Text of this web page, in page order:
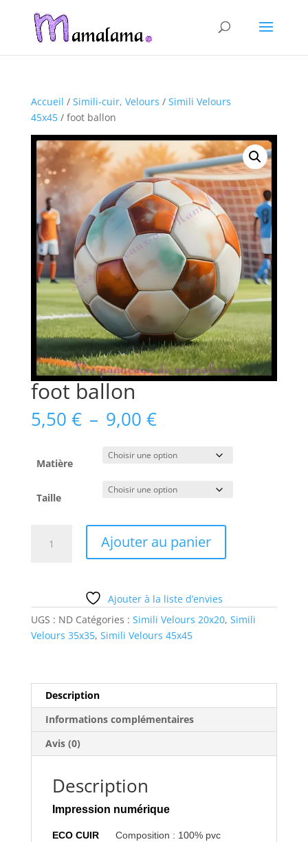
Accueil / Simili-cuir, Velours / Simili Velours
45x45/ foot ballon
foot ballon
5,50 € – 9,00 €Plage
de
prix :
5,50 €
à
9,00 €
Matière
Taille
Ajouter au panier
Ajouter à la liste d’envies
UGS : ND Catégories : Simili Velours 20x20, Simili
Velours 35x35, Simili Velours 45x45
Description
Informations complémentaires
Avis (0)
Description
Impression numérique
ECO CUIR Composition : 100% pvc